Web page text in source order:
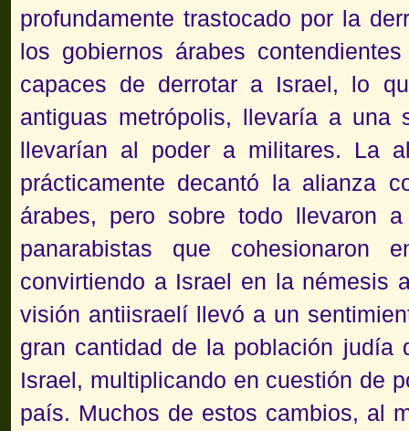
profundamente trastocado por la
los gobiernos árabes
capaces de derrotar a Israel, lo
antiguas metrópolis, llevaría a una
llevarían al poder a militares. La
prácticamente decantó la alianza
árabes, pero sobre todo llevaron
panarabistas que cohesionaron
convirtiendo a Israel en la némesis
visión antiisraelí llevó a un
gran cantidad de la población judía
Israel, multiplicando en cuestión de
país. Muchos de estos cambios, al